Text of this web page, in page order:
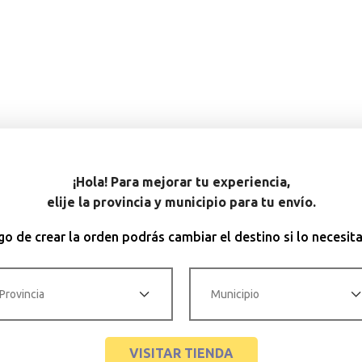
¡Hola! Para mejorar tu experiencia,
elije la provincia y municipio para tu envío.
de crear la orden podrás cambiar el destino si lo
VISITAR TIENDA